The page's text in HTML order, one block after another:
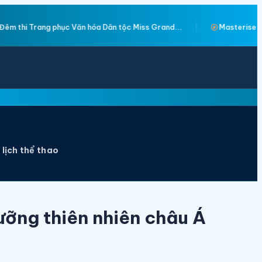
tộc Miss Grand... exploreMasterise Homes mở rộng giá trị dành
lịch thể thao
thiên nhiên châu Á